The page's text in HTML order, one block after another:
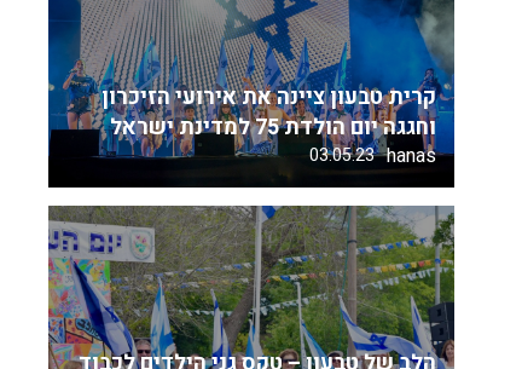
קרית טבעון ציינה את אירועי הזיכרון
וחגגה יום הולדת 75 למדינת ישראל
hanas
03.05.23